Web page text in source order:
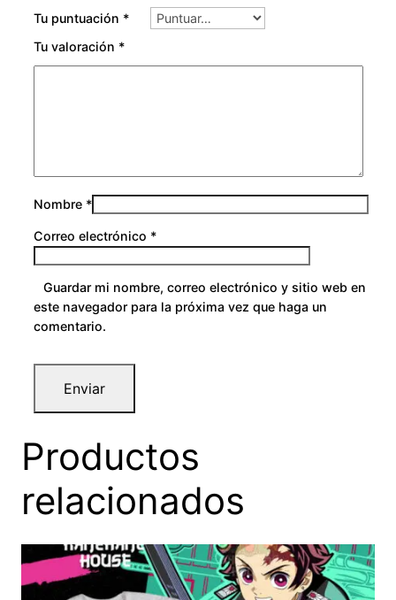
0
Tu puntuación *
Tu valoración *
Nombre *
Correo electrónico *
Guardar mi nombre, correo electrónico y sitio web en
este navegador para la próxima vez que haga un
comentario.
Productos
relacionados